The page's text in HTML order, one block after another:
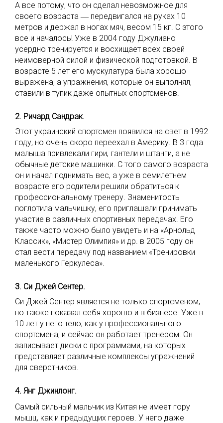
А все потому, что он сделал невозможное для
своего возраста ― передвигался на руках 10
метров и держал в ногах мяч, весом 15 кг. С этого
все и началось! Уже в 2004 году Джулиано
усердно тренируется и восхищает всех своей
неимоверной силой и физической подготовкой. В
возрасте 5 лет его мускулатура была хорошо
выражена, а упражнения, которые он выполнял,
ставили в тупик даже опытных спортсменов.
2. Ричард Сандрак.
Этот украинский спортсмен появился на свет в 1992
году, но очень скоро переехал в Америку. В 3 года
малыша привлекали гири, гантели и штанги, а не
обычные детские машинки. С того самого возраста
он и начал поднимать вес, а уже в семилетнем
возрасте его родители решили обратиться к
профессиональному тренеру. Знаменитость
поглотила мальчишку, его приглашали принимать
участие в различных спортивных передачах. Его
также часто можно было увидеть и на «Арнольд
Классик», «Мистер Олимпия» и др. в 2005 году он
стал вести передачу под названием «Тренировки
маленького Геркулеса».
3. Си Джей Сентер.
Си Джей Сентер является не только спортсменом,
но также показал себя хорошо и в бизнесе. Уже в
10 лет у него тело, как у профессионального
спортсмена, и сейчас он работает тренером. Он
записывает диски с программами, на которых
представляет различные комплексы упражнений
для сверстников.
4. Янг Джинлонг.
Самый сильный мальчик из Китая не имеет гору
мышц, как и предыдущих героев. У него даже